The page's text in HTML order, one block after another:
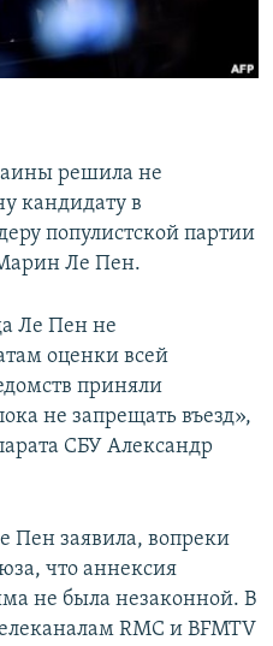
решила не
кандидату в
популистской партии
Ле Пен.
Ле Пен не
оценки всей
приняли
не запрещать въезд»,
СБУ Александр
Пен заявила, вопреки
что аннексия
не была незаконной. В
RMC и BFMTV